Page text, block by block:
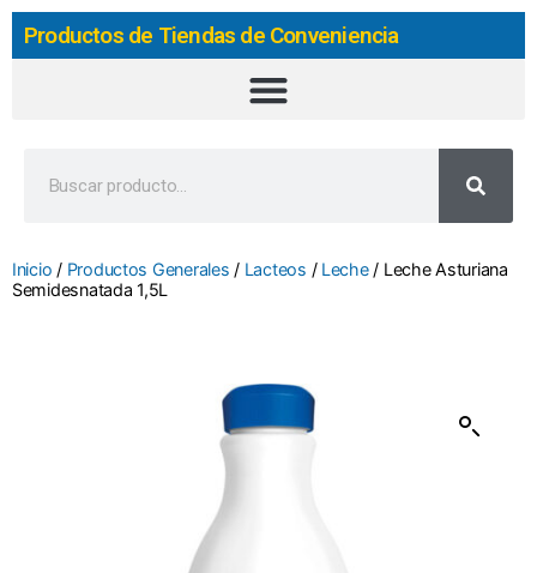
Productos de Tiendas de Conveniencia
Inicio / Productos Generales / Lacteos / Leche/ Leche Asturiana
Semidesnatada 1,5L